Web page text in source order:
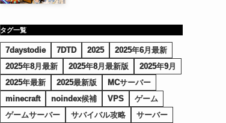
タグ一覧
7daystodie 7DTD 2025
2025年6月最新
2025年8月最新
2025年8月最新版
2025年9月
2025年最新
2025最新版
MCサーバー
minecraft
noindex候補 VPS
ゲーム
ゲームサーバー
サバイバル攻略
サーバー